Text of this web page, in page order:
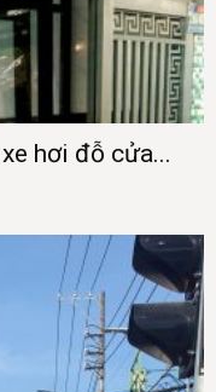
hơi đỗ cửa...